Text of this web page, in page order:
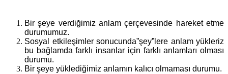
Bir şeye verdiğimiz anlam çerçevesinde hareket etme
durumumuz.
Sosyal etkileşimler sonucunda”şey”lere anlam yükleriz
bu bağlamda farklı insanlar için farklı anlamları olması
durumu.
Bir şeye yüklediğimiz anlamın kalıcı olmaması durumu.